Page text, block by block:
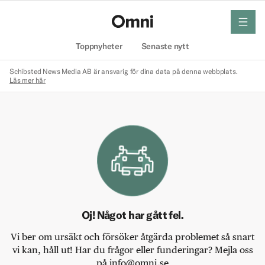
Toppnyheter Senaste nytt
meny
Schibsted News Media AB är ansvarig för dina data på denna webbplats.
Läs mer här
Oj! Något har gått fel.
Vi ber om ursäkt och försöker åtgärda problemet så snart
vi kan, håll ut! Har du frågor eller funderingar? Mejla oss